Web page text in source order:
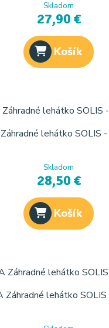
Skladom
27,90 €
Košík
lehátko SOLIS -
Skladom
28,50 €
Košík
Záhradné lehátko